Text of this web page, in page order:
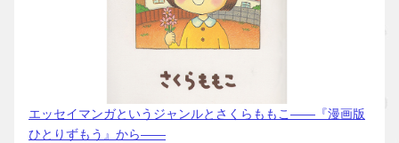
エッセイマンガというジャンルとさくらももこ――『漫画版
ひとりずもう』から――